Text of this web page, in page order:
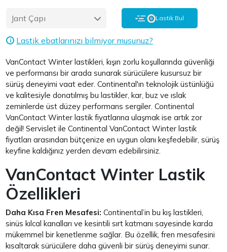
Jant Çapı Lastik Bul
i Lastik ebatlarınızı bilmiyor musunuz?
VanContact Winter lastikleri, kışın zorlu koşullarında güvenliği
ve performansı bir arada sunarak sürücülere kusursuz bir
sürüş deneyimi vaat eder. Continental'ın teknolojik üstünlüğü
ve kalitesiyle donatılmış bu lastikler, kar, buz ve ıslak
zeminlerde üst düzey performans sergiler. Continental
VanContact Winter lastik fiyatlarına ulaşmak ise artık zor
değil! Servislet ile Continental VanContact Winter lastik
fiyatları arasından bütçenize en uygun olanı keşfedebilir, sürüş
keyfine kaldığınız yerden devam edebilirsiniz.
VanContact Winter Lastik
Özellikleri
Daha Kısa Fren Mesafesi:Continental’in bu kış lastikleri,
sinüs kılcal kanalları ve kesintili sırt katmanı sayesinde karda
mükemmel bir kenetlenme sağlar. Bu özellik, fren mesafesini
kısaltarak sürücülere daha güvenli bir sürüş deneyimi sunar.